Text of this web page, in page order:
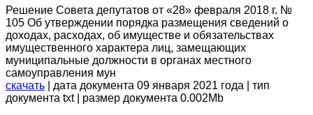
Решение Совета депутатов от «28» февраля 2018 г. №
105 Об утверждении порядка размещения сведений о
доходах, расходах, об имуществе и обязательствах
имущественного характера лиц, замещающих
муниципальные должности в органах местного
самоуправления мун
скачать | дата документа 09 января 2021 года | тип
документа txt | размер документа 0.002Mb